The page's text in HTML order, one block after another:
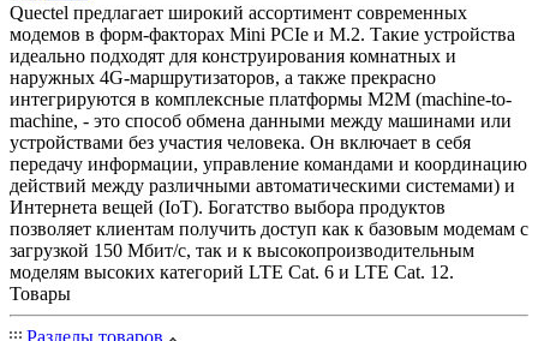
Quectel предлагает широкий ассортимент современных
модемов в форм-факторах Mini PCIe и M.2. Такие устройства
идеально подходят для конструирования комнатных и
наружных 4G-маршрутизаторов, а также прекрасно
интегрируются в комплексные платформы M2M (machine-to-
machine, - это способ обмена данными между машинами или
устройствами без участия человека. Он включает в себя
передачу информации, управление командами и координацию
действий между различными автоматическими системами) и
Интернета вещей (IoT). Богатство выбора продуктов
позволяет клиентам получить доступ как к базовым модемам с
загрузкой 150 Мбит/с, так и к высокопроизводительным
моделям высоких категорий LTE Cat. 6 и LTE Cat. 12.
Товары
Разделы товаров